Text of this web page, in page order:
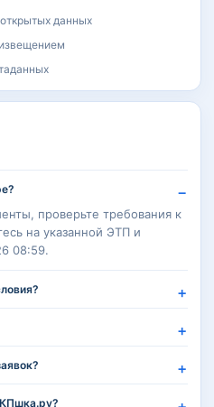
данных
проверьте требования к
на указанной ЭТП и
08:59.